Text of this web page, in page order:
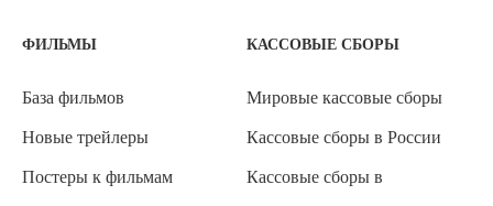
ФИЛЬМЫ
База фильмов
Новые трейлеры
Постеры к фильмам
КАССОВЫЕ СБОРЫ
Мировые кассовые сборы
Кассовые сборы в России
Кассовые сборы в